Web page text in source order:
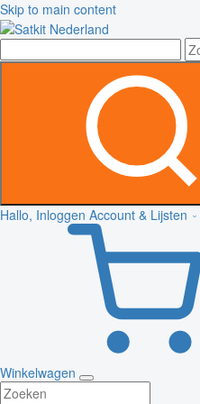
Skip to main content
Hallo, Inloggen Account & Lijsten
Winkelwagen